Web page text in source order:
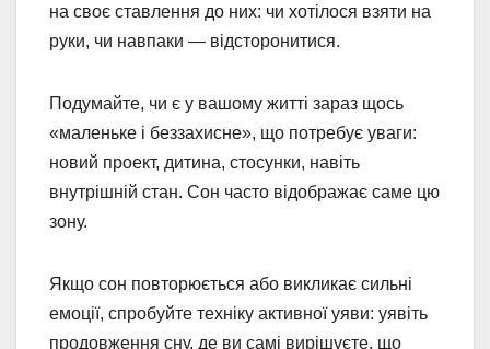
на своє ставлення до них: чи хотілося взяти на
руки, чи навпаки — відсторонитися.
Подумайте, чи є у вашому житті зараз щось
«маленьке і беззахисне», що потребує уваги:
новий проект, дитина, стосунки, навіть
внутрішній стан. Сон часто відображає саме цю
зону.
Якщо сон повторюється або викликає сильні
емоції, спробуйте техніку активної уяви: уявіть
продовження сну, де ви самі вирішуєте, що